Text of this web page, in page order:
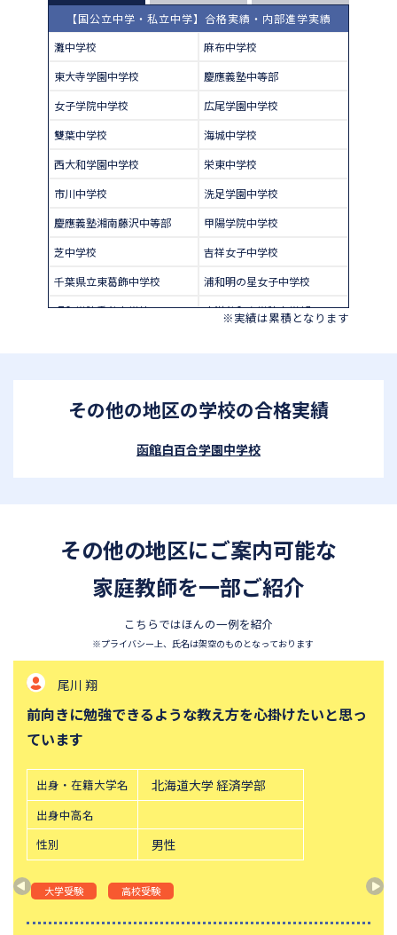
【国公立中学・私立中学】合格実績・内部進学実績
灘中学校
麻布中学校
東大寺学園中学校
慶應義塾中等部
女子学院中学校
広尾学園中学校
雙葉中学校
海城中学校
西大和学園中学校
栄東中学校
市川中学校
洗足学園中学校
慶應義塾湘南藤沢中等部
甲陽学院中学校
芝中学校
吉祥女子中学校
千葉県立東葛飾中学校
浦和明の星女子中学校
昭和学院秀英中学校
東洋英和女学院中学部
白百合学園中学校
鎌倉学園中学校
東京都市大学付属中学校
三田国際科学学園中学校
青山学院中等部
高輪中学校
中央大学附属横浜中学校
六甲学院中学校
青山学院横浜英和中学校
東山中学校
函館ラ・サール中学校
城北中学校
神奈川大学附属中学校
法政大学第二中学校
品川女子学院中等部
東京都立桜修館中等教育学校
学習院中等科
頌栄女子学院中学校
田園調布学園中等部
江戸川学園取手中学校
山脇学園中学校
恵泉女学園中学校
※実績は累積となります
その他の地区の学校の合格実績
函館白百合学園中学校
その他の地区にご案内可能な
家庭教師を一部ご紹介
こちらではほんの一例を紹介
※プライバシー上、氏名は架空のものとなっております
尾川 翔
前向きに勉強できるような教え方を心掛けたいと思っ
ています
出身・在籍大学名 北海道大学 経済学部
出身中高名
性別
男性
大学受験 高校受験